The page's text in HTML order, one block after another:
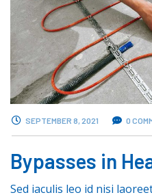
SEPTEMBER 8, 2021 0
Bypasses in
Sed iaculis leo id nisi